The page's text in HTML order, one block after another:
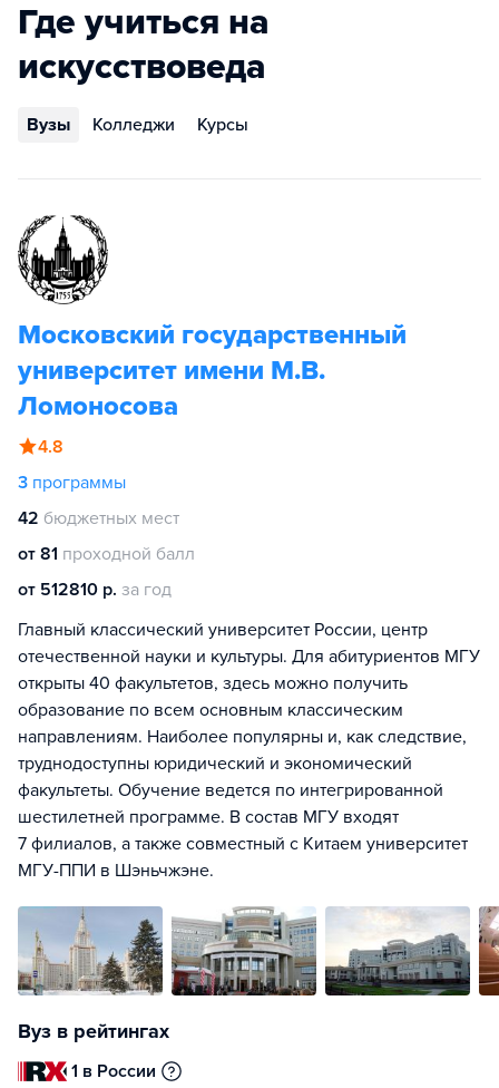
Где учиться на
искусствоведа
Вузы Колледжи Курсы
Московский государственный
университет имени М.В.
Ломоносова
4.8
3 программы
42 бюджетных мест
от 81 проходной балл
от 512810 р. за год
Главный классический университет России, центр
отечественной науки и культуры. Для абитуриентов МГУ
открыты 40 факультетов, здесь можно получить
образование по всем основным классическим
направлениям. Наиболее популярны и, как следствие,
труднодоступны юридический и экономический
факультеты. Обучение ведется по интегрированной
шестилетней программе. В состав МГУ входят
7 филиалов, а также совместный с Китаем университет
МГУ-ППИ в Шэньчжэне.
Вуз в рейтингах
1 в России